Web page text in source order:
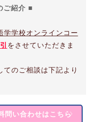
ご紹介 ■
学学校オンラインコー
をさせていただきま
てのご相談は下記より
問い合わせはこちら